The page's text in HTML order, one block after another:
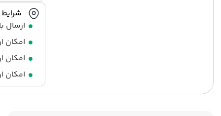
شرایط
ارسال
امکان
امکان
امکان